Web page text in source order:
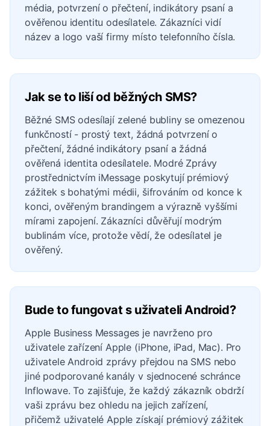
média, potvrzení o přečtení, indikátory psaní a
ověřenou identitu odesílatele. Zákazníci vidí
název a logo vaší firmy místo telefonního čísla.
Jak se to liší od běžných SMS?
Běžné SMS odesílají zelené bubliny se omezenou
funkčností - prostý text, žádná potvrzení o
přečtení, žádné indikátory psaní a žádná
ověřená identita odesílatele. Modré Zprávy
prostřednictvím iMessage poskytují prémiový
zážitek s bohatými médii, šifrováním od konce k
konci, ověřeným brandingem a výrazně vyššími
mírami zapojení. Zákazníci důvěřují modrým
bublinám více, protože vědí, že odesílatel je
ověřený.
Bude to fungovat s uživateli Android?
Apple Business Messages je navrženo pro
uživatele zařízení Apple (iPhone, iPad, Mac). Pro
uživatele Android zprávy přejdou na SMS nebo
jiné podporované kanály v sjednocené schránce
Inflowave. To zajišťuje, že každý zákazník obdrží
vaši zprávu bez ohledu na jejich zařízení,
přičemž uživatelé Apple získají prémiový zážitek